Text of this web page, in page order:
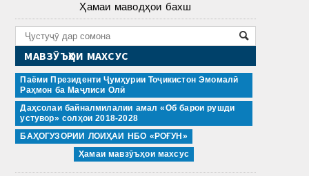
Ҳамаи маводҳои бахш
МАВЗӮЪҲОИ МАХСУС
Паёми Президенти Ҷумҳурии Тоҷикистон Эмомалӣ
Раҳмон ба Маҷлиси Олӣ
Даҳсолаи байналмилалии амал «Об барои рушди
устувор» солҳои 2018-2028
БАҲОГУЗОРИИ ЛОИҲАИ НБО «РОҒУН»
Ҳамаи мавзӯъҳои махсус